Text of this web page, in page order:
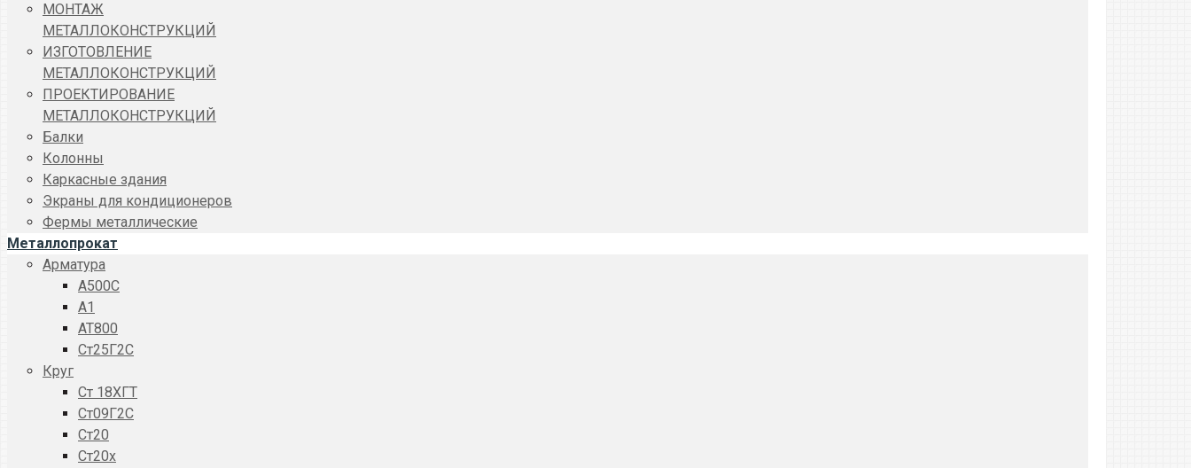
МОНТАЖ
МЕТАЛЛОКОНСТРУКЦИЙ
ИЗГОТОВЛЕНИЕ
МЕТАЛЛОКОНСТРУКЦИЙ
ПРОЕКТИРОВАНИЕ
МЕТАЛЛОКОНСТРУКЦИЙ
Балки
Колонны
Каркасные здания
Экраны для кондиционеров
Фермы металлические
Металлопрокат
Арматура
A500C
А1
АТ800
Ст25Г2С
Круг
Ст 18ХГТ
Ст09Г2С
Ст20
Ст20x